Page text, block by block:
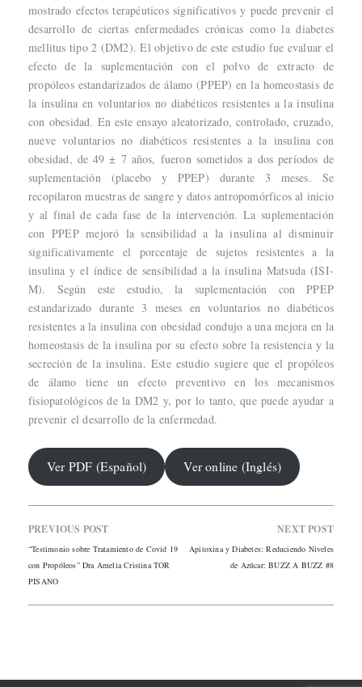
mostrado efectos terapéuticos significativos y puede prevenir el
desarrollo de ciertas enfermedades crónicas como la diabetes
mellitus tipo 2 (DM2). El objetivo de este estudio fue evaluar el
efecto de la suplementación con el polvo de extracto de
propóleos estandarizados de álamo (PPEP) en la homeostasis de
la insulina en voluntarios no diabéticos resistentes a la insulina
con obesidad. En este ensayo aleatorizado, controlado, cruzado,
nueve voluntarios no diabéticos resistentes a la insulina con
obesidad, de 49 ± 7 años, fueron sometidos a dos períodos de
suplementación (placebo y PPEP) durante 3 meses. Se
recopilaron muestras de sangre y datos antropomórficos al inicio
y al final de cada fase de la intervención. La suplementación
con PPEP mejoró la sensibilidad a la insulina al disminuir
significativamente el porcentaje de sujetos resistentes a la
insulina y el índice de sensibilidad a la insulina Matsuda (ISI-
M). Según este estudio, la suplementación con PPEP
estandarizado durante 3 meses en voluntarios no diabéticos
resistentes a la insulina con obesidad condujo a una mejora en la
homeostasis de la insulina por su efecto sobre la resistencia y la
secreción de la insulina. Este estudio sugiere que el propóleos
de álamo tiene un efecto preventivo en los mecanismos
fisiopatológicos de la DM2 y, por lo tanto, que puede ayudar a
prevenir el desarrollo de la enfermedad.
Ver PDF (Español) Ver online (Inglés)
PREVIOUS POST
“Testimonio sobre Tratamiento de Covid 19
con Propóleos” Dra Amelia Cristina TOR
PISANO
NEXT POST
Apitoxina y Diabetes: Reduciendo Niveles
de Azúcar: BUZZ A BUZZ #8